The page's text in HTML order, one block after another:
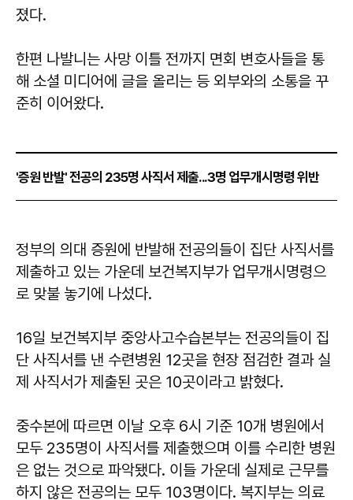
졌다.
한편 나발니는 사망 이틀 전까지 면회 변호사들을 통
해 소셜 미디어에 글을 올리는 등 외부와의 소통을 꾸
준히 이어왔다.
'증원 반발' 전공의 235명 사직서 제출...3명 업무개시명령 위반
정부의 의대 증원에 반발해 전공의들이 집단 사직서를
제출하고 있는 가운데 보건복지부가 업무개시명령으
로 맞불 놓기에 나섰다.
16일 보건복지부 중앙사고수습본부는 전공의들이 집
단 사직서를 낸 수련병원 12곳을 현장 점검한 결과 실
제 사직서가 제출된 곳은 10곳이라고 밝혔다.
중수본에 따르면 이날 오후 6시 기준 10개 병원에서
모두 235명이 사직서를 제출했으며 이를 수리한 병원
은 없는 것으로 파악됐다. 이들 가운데 실제로 근무를
하지 않은 전공의는 모두 103명이다. 복지부는 의료